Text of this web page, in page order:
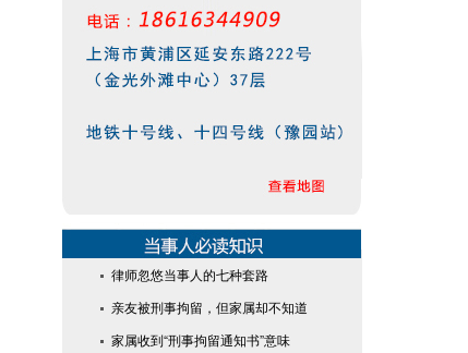
律师忽悠当事人的七种套路
亲友被刑事拘留，但家属却不知道
家属收到“刑事拘留通知书”意味